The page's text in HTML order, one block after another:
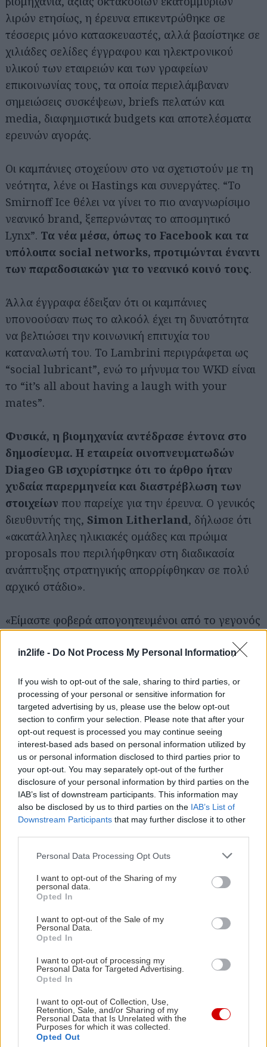
in2life - Do Not Process My Personal Information
If you wish to opt-out of the sale, sharing to third parties, or
processing of your personal or sensitive information for
targeted advertising by us, please use the below opt-out
section to confirm your selection. Please note that after your
opt-out request is processed you may continue seeing
interest-based ads based on personal information utilized by
us or personal information disclosed to third parties prior to
your opt-out. You may separately opt-out of the further
disclosure of your personal information by third parties on the
IAB’s list of downstream participants. This information may
also be disclosed by us to third parties on the IAB’s List of
Downstream Participants that may further disclose it to other
Please note that this website/app uses one or more Google
not limited to your visit or usage behaviour. You may click to
grant or deny consent to Google and its third-party tags to
use your data for below specified purposes in below Google
consent section.
Personal Data Processing Opt Outs
I want to opt-out of the Sharing of my
personal data.
Opted In
I want to opt-out of the Sale of my
Personal Data.
Opted In
I want to opt-out of processing my
Personal Data for Targeted Advertising.
Opted In
I want to opt-out of Collection, Use,
Retention, Sale, and/or Sharing of my
Personal Data that Is Unrelated with the
Purposes for which it was collected.
Opted Out
λιρών ετησίως, η έρευνα επικεντρώθηκε σε
τέσσερις μόνο κατασκευαστές, αλλά βασίστηκε σε
χιλιάδες σελίδες έγγραφου και ηλεκτρονικού
υλικού των εταιρειών και των γραφείων
επικοινωνίας τους, τα οποία περιελάμβαναν
σημειώσεις συσκέψεων, briefs πελατών και
media, διαφημιστικά budgets και αποτελέσματα
ερευνών αγοράς.
Οι καμπάνιες στοχεύουν στο να σχετιστούν με τη
νεότητα, λένε οι Hastings και συνεργάτες. “To
Smirnoff Ice θέλει να γίνει το πιο αναγνωρίσιμο
νεανικό brand, ξεπερνώντας το αποσμητικό
Lynx”. Τα νέα μέσα, όπως το Facebook και τα
υπόλοιπα social networks, προτιμώνται έναντι
των παραδοσιακών για το νεανικό κοινό τους.
Άλλα έγγραφα έδειξαν ότι οι καμπάνιες
υπονοούσαν πως το αλκοόλ έχει τη δυνατότητα
να βελτιώσει την κοινωνική επιτυχία του
καταναλωτή του. Το Lambrini περιγράφεται ως
“social lubricant”, ενώ το μήνυμα του WKD είναι
το “it’s all about having a laugh with your
mates”.
Φυσικά, η βιομηχανία αντέδρασε έντονα στο
δημοσίευμα. Η εταιρεία οινοπνευματωδών
Diageo GB ισχυρίστηκε ότι το άρθρο ήταν
χυδαία παρερμηνεία και διαστρέβλωση των
στοιχείων που παρείχε για την έρευνα. Ο γενικός
διευθυντής της, Simon Litherland, δήλωσε ότι
«ακατάλληλες ηλικιακές ομάδες και πρώιμα
proposals που περιλήφθηκαν στη διαδικασία
ανάπτυξης στρατηγικής απορρίφθηκαν σε πολύ
αρχικό στάδιο».
«Είμαστε φοβερά απογοητευμένοι από το γεγονός
στοιχεία που παρείχαμε καλή τη πίστη στην
Hastings για να τα χρησιμοποιήσει προς όφελος
της δικής του δημόσιας ατζέντας».
Από 600 έως 800 εκατομμύρια λίρες το χρόνο
ξοδεύονται σε διαφημίσεις αλκοόλ, την στιγμή
πουπερί τους 40.000 ανθρώπους χάνουν κάθε
χρόνο τη ζωή τους στην Αγγλία και την Ουαλία
εξαιτίας της κατάχρησης αλκοόλ.
Η.Κ.
Πηγή: Guardian.co.uk
Αναζήτηση